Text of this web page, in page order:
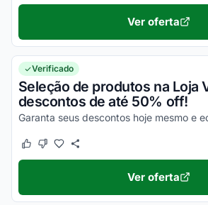
Ver oferta
Verificado
Seleção de produtos na Loja
descontos de até 50% off!
Este cupom funcionou
Este cupom não funcionou
Ver oferta